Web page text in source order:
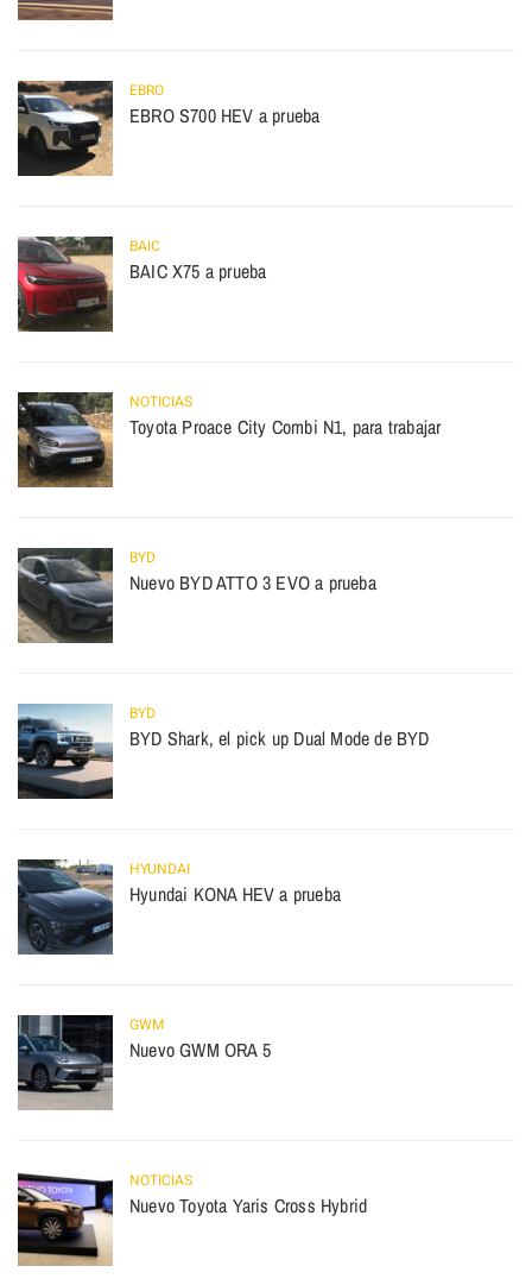
EBRO
EBRO S700 HEV a prueba
BAIC
BAIC X75 a prueba
NOTICIAS
Toyota Proace City Combi N1, para trabajar
BYD
Nuevo BYD ATTO 3 EVO a prueba
BYD
BYD Shark, el pick up Dual Mode de BYD
HYUNDAI
Hyundai KONA HEV a prueba
GWM
Nuevo GWM ORA 5
NOTICIAS
Nuevo Toyota Yaris Cross Hybrid